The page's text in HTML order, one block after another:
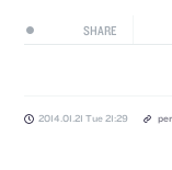
SHARE
2014.01.21 Tue 21:29